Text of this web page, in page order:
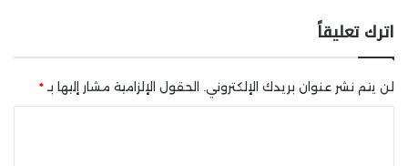
اترك تعليقاً
لن يتم نشر عنوان بريدك الإلكتروني. الحقول الإلزامية مشار إليها بـ*